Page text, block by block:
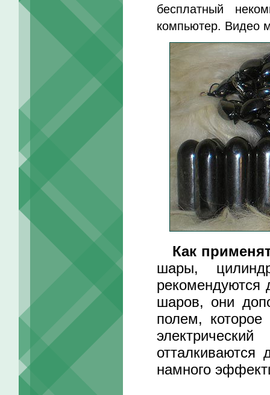
бесплатный
компьютер. Видео
Как
шары,
рекомендуются
шаров, они
полем, которое
отталкиваются
намного